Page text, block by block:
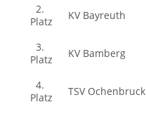
2.
Platz
KV Bayreuth
3.
Platz
KV Bamberg
4.
Platz
TSV Ochenbruck